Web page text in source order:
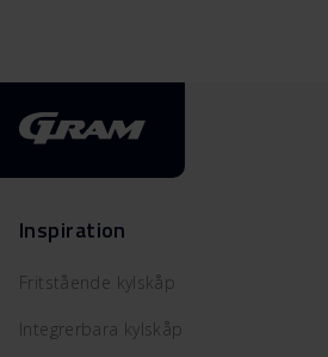
Inspiration
Fritstående kylskåp
Integrerbara kylskåp